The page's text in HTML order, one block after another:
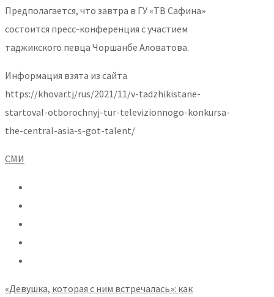
Предполагается, что завтра в ГУ «ТВ Сафина»
состоится пресс-конференция с участием
таджикского певца Чоршанбе Аловатова.
Информация взята из сайта
https://khovar.tj/rus/2021/11/v-tadzhikistane-
startoval-otborochnyj-tur-televizionnogo-konkursa-
the-central-asia-s-got-talent/
СМИ
«Девушка, которая с ним встречалась»: как